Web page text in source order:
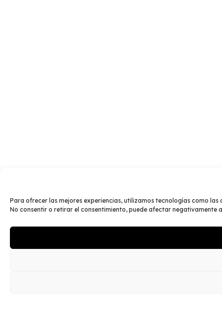
Para ofrecer las mejores experiencias, utilizamos tecnologías como
No consentir o retirar el consentimiento, puede afectar negativamente